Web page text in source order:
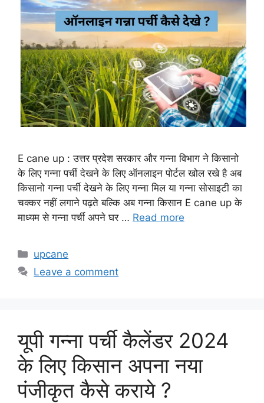
E cane up : उत्तर प्रदेश सरकार और गन्ना विभाग ने किसानो
के लिए गन्ना पर्ची देखने के लिए ऑनलाइन पोर्टल खोल रखे है अब
किसानो गन्ना पर्ची देखने के लिए गन्ना मिल या गन्ना सोसाइटी का
चक्कर नहीं लगाने पढ़ते बल्कि अब गन्ना किसान E cane up के
माध्यम से गन्ना पर्ची अपने घर … Read more
Categories
upcane
Leave a comment
यूपी गन्ना पर्ची कैलेंडर 2024
के लिए किसान अपना नया
पंजीकृत कैसे कराये ?